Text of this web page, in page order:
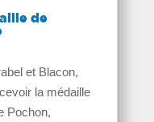
de
et Blacon,
la médaille
Pochon,